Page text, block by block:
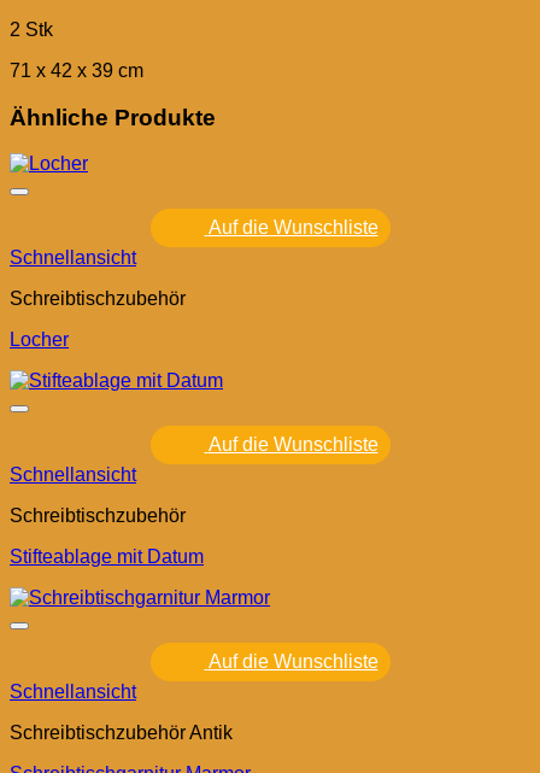
2 Stk
71 x 42 x 39 cm
Ähnliche Produkte
Auf die Wunschliste
Schnellansicht
Schreibtischzubehör
Locher
Auf die Wunschliste
Schnellansicht
Schreibtischzubehör
Stifteablage mit Datum
Auf die Wunschliste
Schnellansicht
Schreibtischzubehör Antik